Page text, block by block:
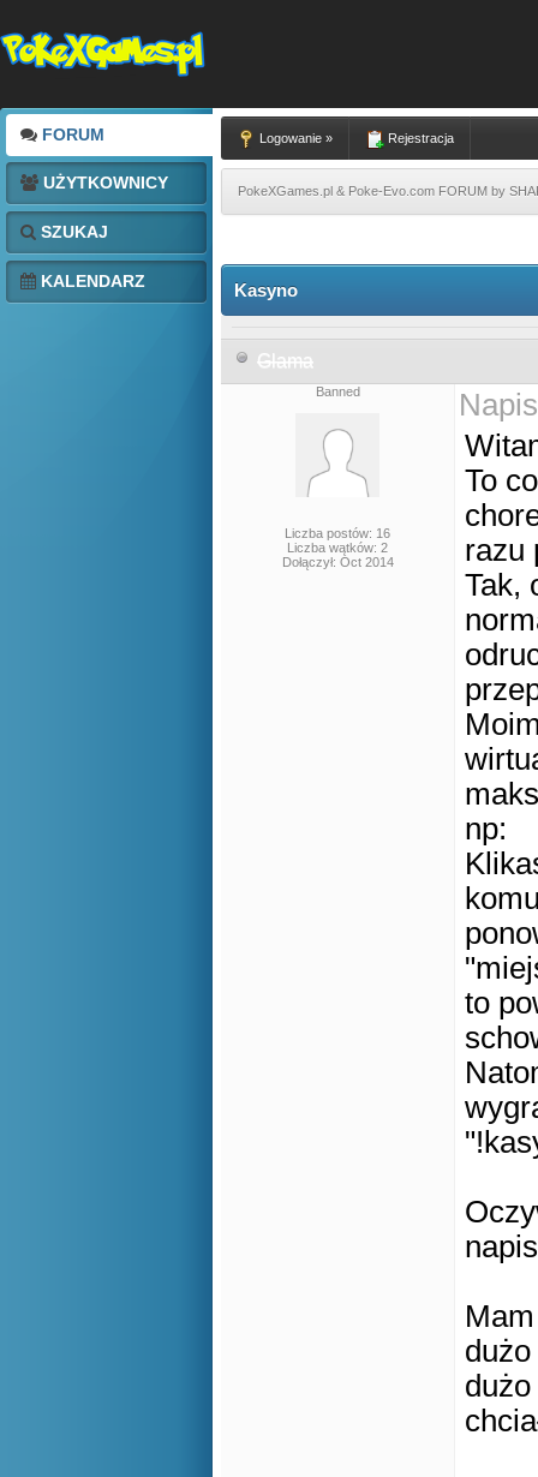
FORUM
UŻYTKOWNICY
SZUKAJ
KALENDARZ
Logowanie » Rejestracja
PokeXGames.pl & Poke-Evo.com FORUM by
Kasyno
Glama
Banned
Liczba postów: 16
Liczba wątków: 2
Dołączył: Oct 2014
To
razu
Tak,
np:
to